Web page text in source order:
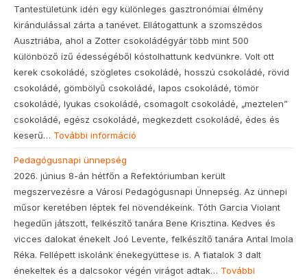
Tantestületünk idén egy különleges gasztronómiai élmény
kirándulással zárta a tanévet. Ellátogattunk a szomszédos
Ausztriába, ahol a Zotter csokoládégyár több mint 500
különböző ízű édességéből kóstolhattunk kedvünkre. Volt ott
kerek csokoládé, szögletes csokoládé, hosszú csokoládé, rövid
csokoládé, gömbölyű csokoládé, lapos csokoládé, tömör
csokoládé, lyukas csokoládé, csomagolt csokoládé, „meztelen”
csokoládé, egész csokoládé, megkezdett csokoládé, édes és
keserű… További információ
Pedagógusnapi ünnepség
2026. június 8-án hétfőn a Refektóriumban került
megszervezésre a Városi Pedagógusnapi Ünnepség. Az ünnepi
műsor keretében léptek fel növendékeink. Tóth Garcia Violant
hegedűn játszott, felkészítő tanára Bene Krisztina. Kedves és
vicces dalokat énekelt Joó Levente, felkészítő tanára Antal Imola
Réka. Fellépett iskolánk énekegyüttese is. A fiatalok 3 dalt
énekeltek és a dalcsokor végén virágot adtak… További